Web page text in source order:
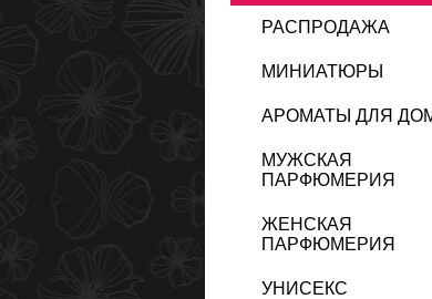
РАСПРОДАЖА
МИНИАТЮРЫ
АРОМАТЫ ДЛЯ
МУЖСКАЯ
ПАРФЮМЕРИЯ
ЖЕНСКАЯ
ПАРФЮМЕРИЯ
УНИСЕКС